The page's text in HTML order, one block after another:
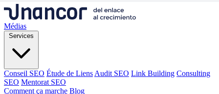
Médias
Services
Conseil SEO Étude de Liens Audit SEO Link Building Consulting
SEO Mentorat SEO
Comment ça marche Blog